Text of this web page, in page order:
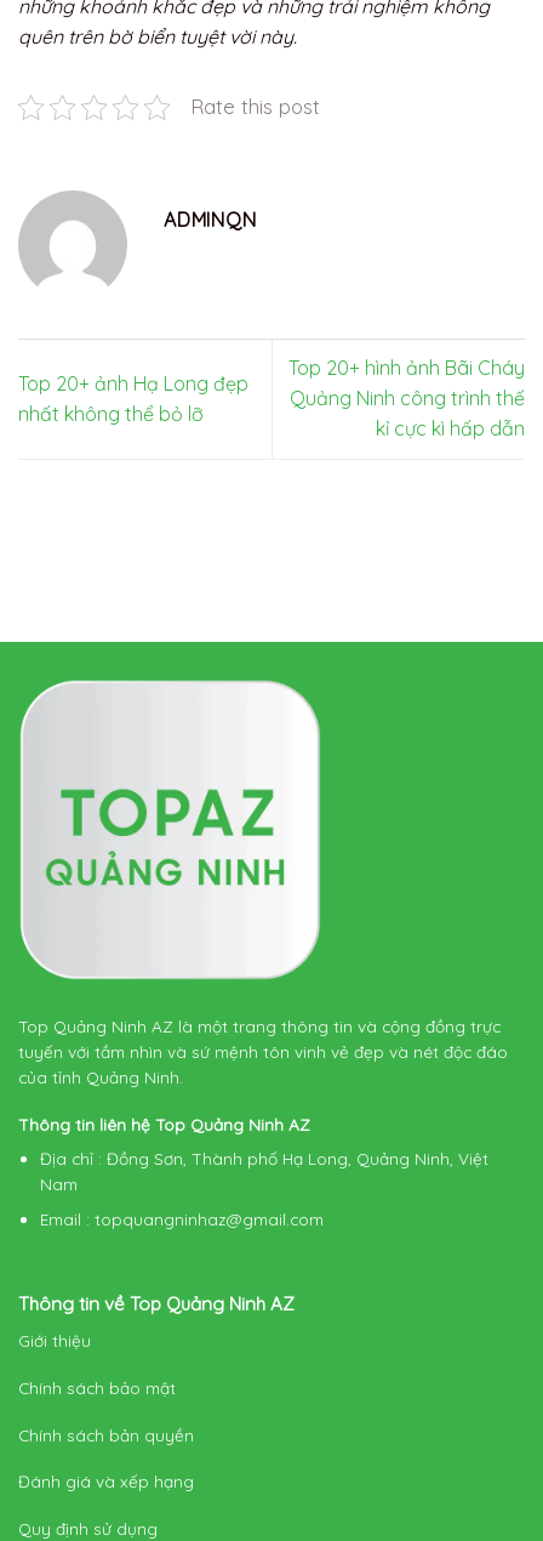
những khoảnh khắc đẹp và những trải nghiệm không
quên trên bờ biển tuyệt vời này.
Rate this post
ADMINQN
Top 20+ ảnh Hạ Long đẹp
nhất không thể bỏ lỡ
Top 20+ hình ảnh Bãi Cháy
Quảng Ninh công trình thế
kỉ cực kì hấp dẫn
Top Quảng Ninh AZ là một trang thông tin và cộng đồng trực
tuyến với tầm nhìn và sứ mệnh tôn vinh vẻ đẹp và nét độc đáo
của tỉnh Quảng Ninh.
Thông tin liên hệ Top Quảng Ninh AZ
Địa chỉ : Đồng Sơn, Thành phố Hạ Long, Quảng Ninh, Việt
Nam
Email : topquangninhaz@gmail.com
Thông tin về Top Quảng Ninh AZ
Giới thiệu
Chính sách bảo mật
Chính sách bản quyền
Đánh giá và xếp hạng
Quy định sử dụng